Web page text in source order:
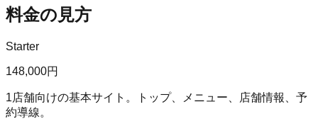
料金の見方
Starter
148,000円
1店舗向けの基本サイト。トップ、メニュー、店舗情報、予
約導線。